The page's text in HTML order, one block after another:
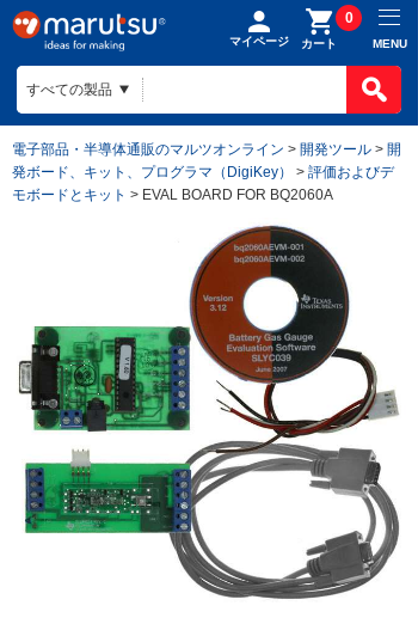
マイページ カート
0
MENU
電子部品・半導体通販のマルツオンライン > 開発ツール > 開
発ボード、キット、プログラマ（DigiKey）
> 評価およびデ
モボードとキット > EVAL BOARD FOR BQ2060A